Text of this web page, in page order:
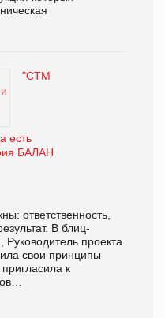
"СТМ
есть
БАЛАН
ответственность,
В блиц-
проекта
свои принципы
к